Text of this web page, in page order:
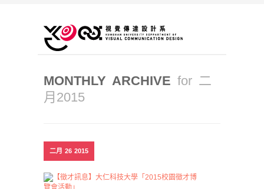
MONTHLY ARCHIVE for 二
月2015
二月 26 2015